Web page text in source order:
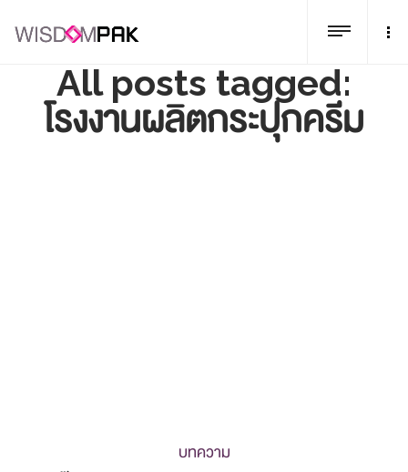
All posts tagged:
โรงงานผลิตกระปุกครีม
บทความ